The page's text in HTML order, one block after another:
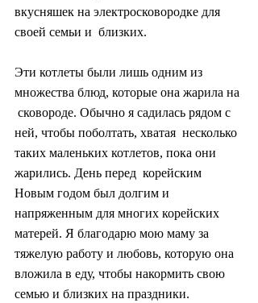
вкусняшек на электросковородке для
своей семьи и  близких.
Эти котлеты были лишь одним из
множества блюд, которые она жарила на
сковороде. Обычно я садилась рядом с
ней, чтобы поболтать, хватая  несколько
таких маленьких котлетов, пока они
жарились. День перед  корейским
Новым годом был долгим и
напряженным для многих корейских
матерей. Я благодарю мою маму за
тяжелую работу и любовь, которую она
вложила в еду, чтобы накормить свою
семью и близких на праздники.